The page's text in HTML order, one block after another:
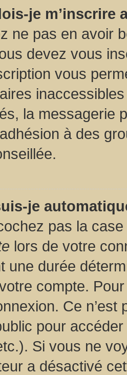
je m’inscrire
ne pas en avoir
devez vous
vous
la messagerie
à des
je
pas la case
lors de votre
une durée
compte.
Ce
pour
Si vous ne
a désactivé